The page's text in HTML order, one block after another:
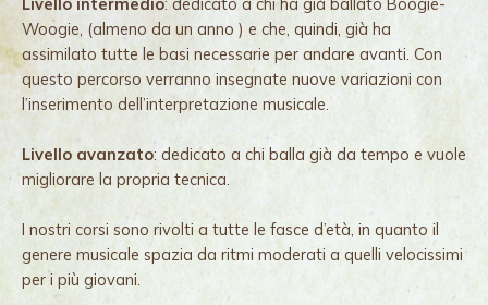
Woogie, (almeno da un anno ) e che, quindi, già ha
assimilato tutte le basi necessarie per andare avanti. Con
questo percorso verranno insegnate nuove variazioni con
l’inserimento dell’interpretazione musicale.
Livello avanzato: dedicato a chi balla già da tempo e vuole
migliorare la propria tecnica.
I nostri corsi sono rivolti a tutte le fasce d’età, in quanto il
genere musicale spazia da ritmi moderati a quelli velocissimi
per i più giovani.